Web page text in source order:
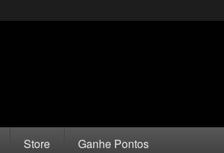
Store Ganhe Pontos